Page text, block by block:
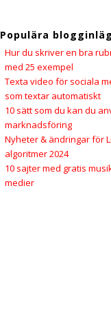
Populära
Hur du skriver en bra
med 25 exempel
Texta video för sociala
som textar automatiskt
10 sätt som du kan du
marknadsföring
Nyheter & ändringar för
algoritmer 2024
10 sajter med gratis
medier